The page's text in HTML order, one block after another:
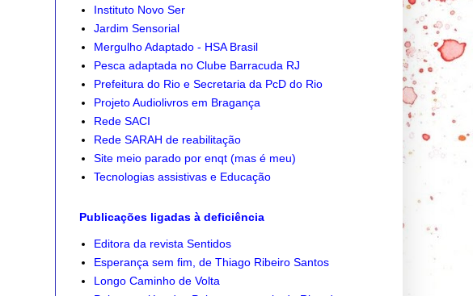
Instituto Novo Ser
Jardim Sensorial
Mergulho Adaptado - HSA Brasil
Pesca adaptada no Clube Barracuda RJ
Prefeitura do Rio e Secretaria da PcD do Rio
Projeto Audiolivros em Bragança
Rede SACI
Rede SARAH de reabilitação
Site meio parado por enqt (mas é meu)
Tecnologias assistivas e Educação
Publicações ligadas à deficiência
Editora da revista Sentidos
Esperança sem fim, de Thiago Ribeiro Santos
Longo Caminho de Volta